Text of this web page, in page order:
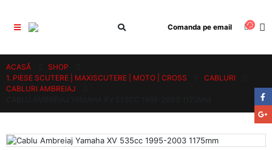
Comanda pe email
ACASĂ
SHOP
1. PIESE SCUTERE | MAXISCUTERE | MOTO | CROSS
CABLURI
CABLURI AMBREIAJ